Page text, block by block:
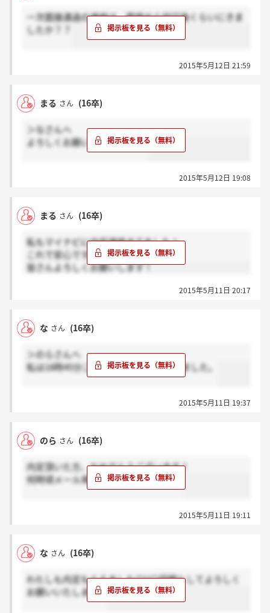
一次面接通過の連絡は、面接から何日後くらいにきま
したか？？
2015年5月12日 21:59
まる さん (16卒)
＞なさんへ
よろしくお願いします(^O^)！
2015年5月12日 19:08
まる さん (16卒)
私もマイナビに内定連絡きてました！
これで安心です（；＿；）
皆さんよろしくお願いします！
2015年5月11日 20:17
な さん (16卒)
＞のらさんへ
私は18時45分ころマイナビ見て確認しました。
2015年5月11日 19:37
のら さん (16卒)
内定頂いた方、おめでとうございます！
何時頃メール来てましたか(´・_・`)？
2015年5月11日 19:11
な さん (16卒)
わたしも内定もらえました(*^^*)同期としてよろしく
お願いいたします。